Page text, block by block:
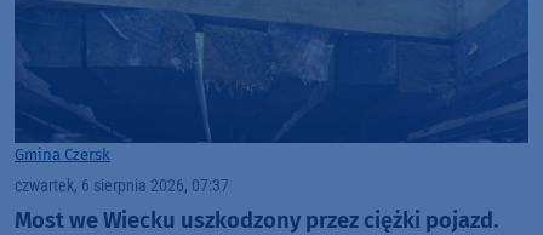
Gmina Czersk
czwartek, 6 sierpnia 2026, 07:37
Most we Wiecku uszkodzony przez ciężki pojazd.